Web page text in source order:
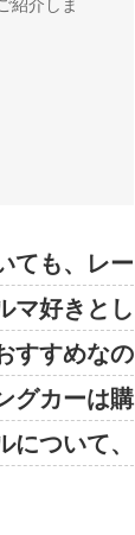
紹介しま
ても、レー
マ好きとし
すすめなの
グカーは購
ついて、